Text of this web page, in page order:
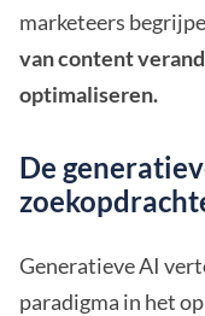
marketeers
van content
optimaliseren.
De
Generatieve AI
paradigma in het